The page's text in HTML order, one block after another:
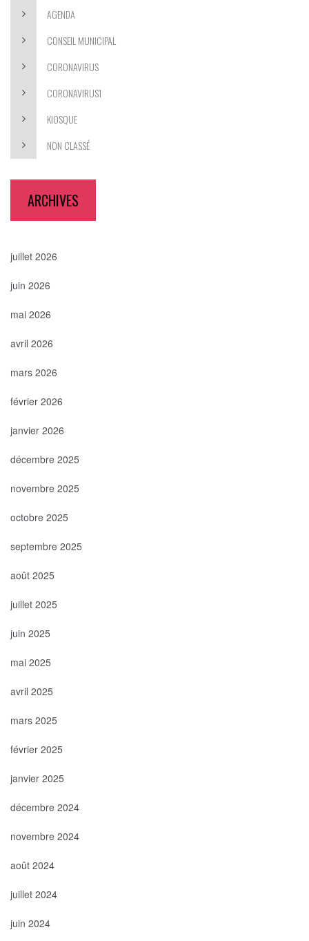
AGENDA
CONSEIL MUNICIPAL
CORONAVIRUS
CORONAVIRUS1
KIOSQUE
NON CLASSÉ
ARCHIVES
juillet 2026
juin 2026
mai 2026
avril 2026
mars 2026
février 2026
janvier 2026
décembre 2025
novembre 2025
octobre 2025
septembre 2025
août 2025
juillet 2025
juin 2025
mai 2025
avril 2025
mars 2025
février 2025
janvier 2025
décembre 2024
novembre 2024
août 2024
juillet 2024
juin 2024